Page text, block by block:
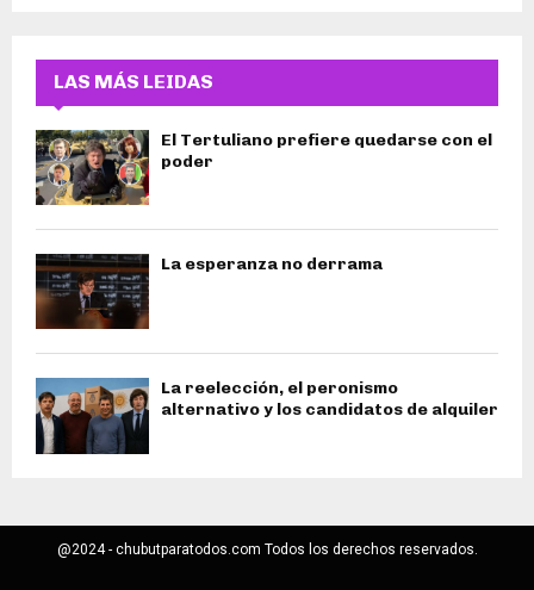
LAS MÁS LEIDAS
El Tertuliano prefiere quedarse con el
poder
La esperanza no derrama
La reelección, el peronismo
alternativo y los candidatos de alquiler
@2024 - chubutparatodos.com Todos los derechos reservados.